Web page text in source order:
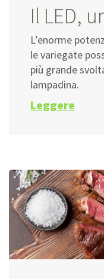
Il LED,
L’enorme
le variegate
più grande
lampadina.
Leggere